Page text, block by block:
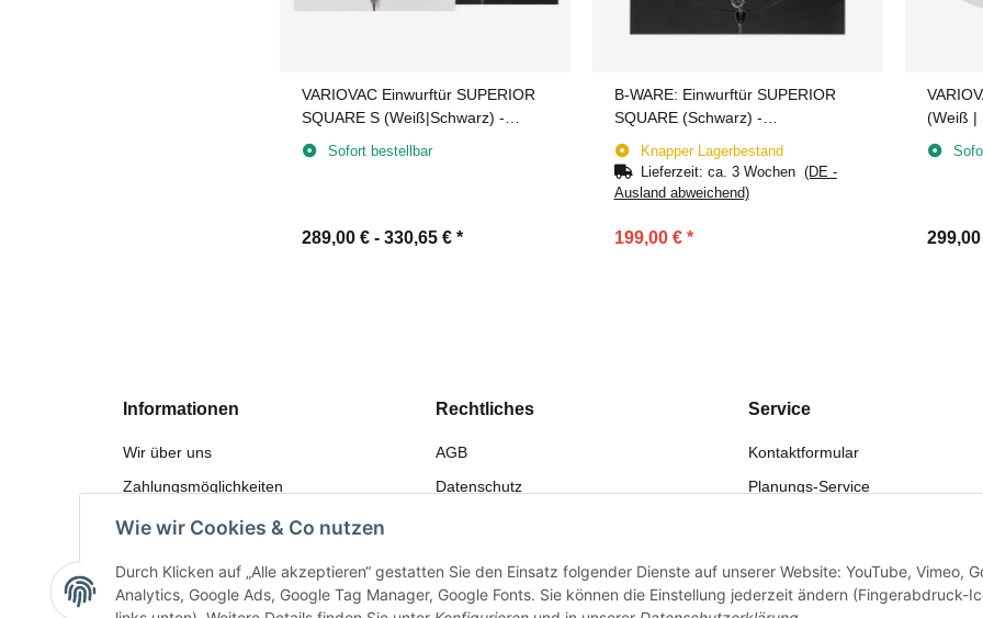
VARIOVAC Einwurftür SUPERIOR
SQUARE S (Weiß|Schwarz) -
Wäscheabwurfschacht
Sofort bestellbar
289,00 € - 330,65 € *
B-WARE: Einwurftür SUPERIOR
SQUARE (Schwarz) -
Wäscheabwurfschacht
Knapper Lagerbestand
Lieferzeit: ca. 3 Wochen (DE -
Ausland abweichend)
199,00 € *
(Weiß |
Informationen
Wir über uns
Zahlungsmöglichkeiten
Versandinformationen
Bewerten
Rechtliches
AGB
Datenschutz
Impressum
Service
Kontaktformular
Planungs-Service
Retouren-Service
Wie wir Cookies & Co nutzen
Durch Klicken auf „Alle akzeptieren“ gestatten Sie den Einsatz folgender Dienste auf unserer Website: YouTube, Vimeo,
Analytics, Google Ads, Google Tag Manager, Google Fonts. Sie können die Einstellung jederzeit ändern (Fingerabdruck-